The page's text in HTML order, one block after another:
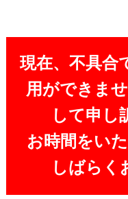
現在、不具合
用ができま
して申し
お時間をい
しばらく